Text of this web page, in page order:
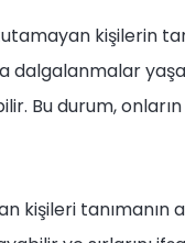
kişilerin
dalgalanmalar
Bu durum,
kişileri tanımanın